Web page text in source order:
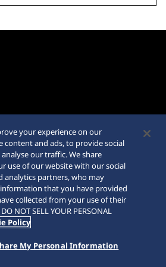
Händler
Sitemap
your experience on our
content and ads, to provide social
our traffic. We share
use of our website with our social
analytics partners, who may
that you have provided
collected from your use of their
NOT SELL YOUR PERSONAL
Policy
My Personal Information